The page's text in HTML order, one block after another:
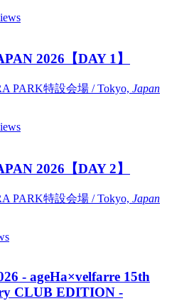
2026【DAY 1】
PARK特設会場 / Tokyo, Japan
2026【DAY 2】
PARK特設会場 / Tokyo, Japan
- ageHa×velfarre 15th
CLUB EDITION -